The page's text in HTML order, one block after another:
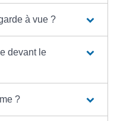
à vue ?
devant le
?